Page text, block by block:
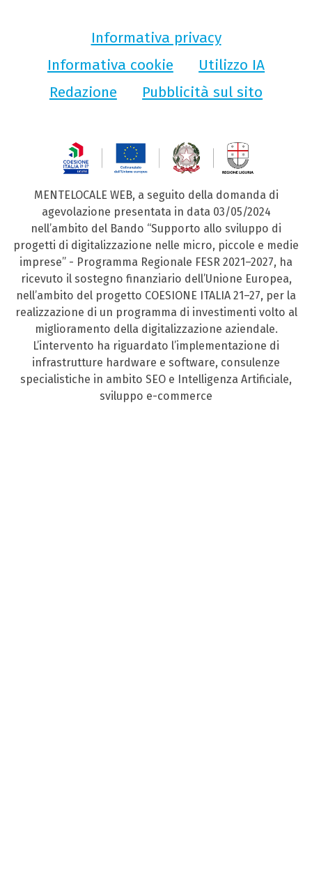
Informativa privacy
Informativa cookie
Utilizzo IA
Redazione
Pubblicità sul sito
MENTELOCALE WEB, a seguito della domanda di
agevolazione presentata in data 03/05/2024
nell’ambito del Bando “Supporto allo sviluppo di
progetti di digitalizzazione nelle micro, piccole e medie
imprese” - Programma Regionale FESR 2021–2027, ha
ricevuto il sostegno finanziario dell’Unione Europea,
nell’ambito del progetto COESIONE ITALIA 21–27, per la
realizzazione di un programma di investimenti volto al
miglioramento della digitalizzazione aziendale.
L’intervento ha riguardato l’implementazione di
infrastrutture hardware e software, consulenze
specialistiche in ambito SEO e Intelligenza Artificiale,
sviluppo e-commerce